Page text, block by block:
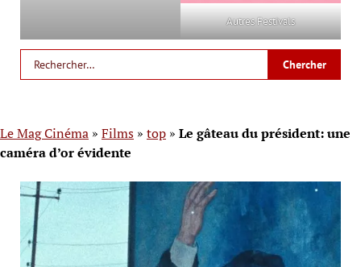
Autres Festivals
Le Mag Cinéma » Films » top » Le gâteau du président: une
caméra d’or évidente